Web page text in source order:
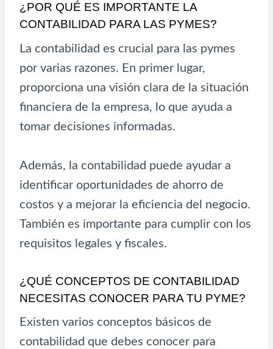
¿POR QUÉ ES IMPORTANTE LA
CONTABILIDAD PARA LAS PYMES?
La contabilidad es crucial para las pymes
por varias razones. En primer lugar,
proporciona una visión clara de la situación
financiera de la empresa, lo que ayuda a
tomar decisiones informadas.
Además, la contabilidad puede ayudar a
identificar oportunidades de ahorro de
costos y a mejorar la eficiencia del negocio.
También es importante para cumplir con los
requisitos legales y fiscales.
¿QUÉ CONCEPTOS DE CONTABILIDAD
NECESITAS CONOCER PARA TU PYME?
Existen varios conceptos básicos de
contabilidad que debes conocer para